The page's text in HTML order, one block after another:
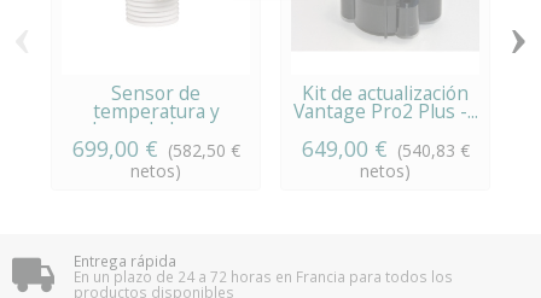
Sensor de
temperatura y
humedad con...
699,00 € (582,50 €
netos)
Kit de actualización
Vantage Pro2 Plus -...
649,00 € (540,83 €
netos)
›
Entrega rápida
En un plazo de 24 a 72 horas en Francia para todos los
productos disponibles